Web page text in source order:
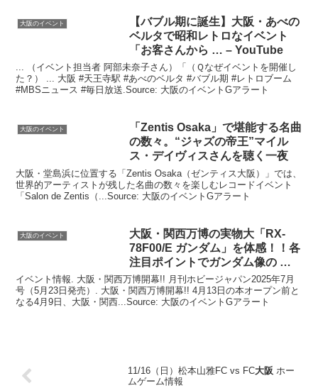
大阪のイベント 【バブル期に誕生】 大阪 ・あべの
ベルタで昭和レトロなイベント
「お客さんから … – YouTube
... （イベント担当者 阿部未奈子さん）「（Ｑなぜイベントを開催し
た？） ... 大阪 #天王寺駅 #あべのベルタ #バブル期 #レトロブーム
#MBSニュース #毎日放送.Source: 大阪のイベントGアラート
大阪のイベント
「Zentis Osaka」で堪能する名曲
の数々。“ジャズの帝王”マイル
ス・デイヴィスさんを聴く一夜
大阪・堂島浜に位置する「Zentis Osaka（ゼンティス大阪）」では、
世界的アーティストが残した名曲の数々を楽しむレコードイベント
「Salon de Zentis（...Source: 大阪のイベントGアラート
大阪のイベント 大阪 ・関西万博の実物大「RX-
78F00/E ガンダム」を体感！！各
注目ポイントでガンダム像の …
イベント情報. 大阪・関西万博開幕!! 月刊ホビージャパン2025年7月
号（5月23日発売）. 大阪・関西万博開幕!! 4月13日の本オープン前と
なる4月9日、大阪・関西...Source: 大阪のイベントGアラート
11/16（日）松本山雅FC vs FC大阪 ホー
ムゲーム情報